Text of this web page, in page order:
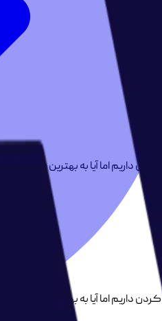
داریم اما آیا به بهترین شکل از
داریم اما آیا به بهترین شکل از